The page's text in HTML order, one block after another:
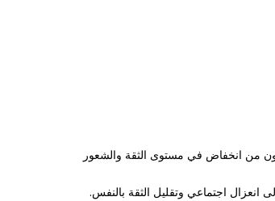
من انخفاض في مستوى الثقة والشعور
انعزال اجتماعي وتقليل الثقة بالنفس.